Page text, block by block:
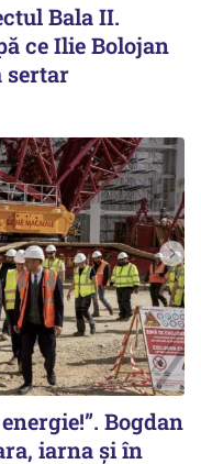
Bala II.
ce Ilie Bolojan
sertar
Bogdan
iarna și în